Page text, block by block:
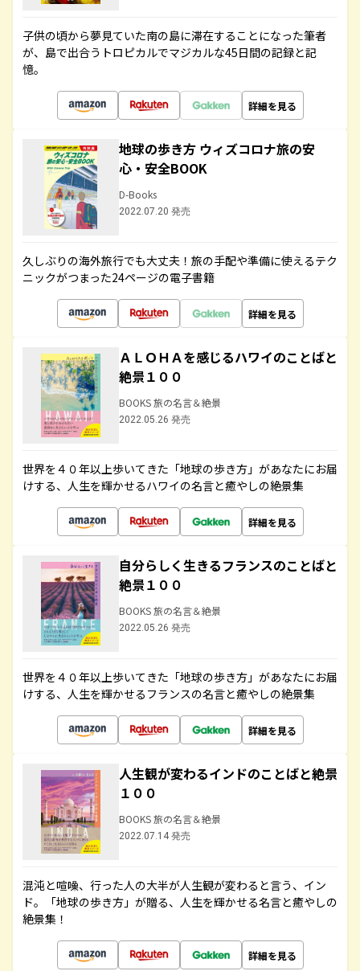
子供の頃から夢見ていた南の島に滞在することになった筆者
が、島で出合うトロピカルでマジカルな45日間の記録と記
憶。
詳細を見る
地球の歩き方 ウィズコロナ旅の安
心・安全BOOK
D-Books
2022.07.20 発売
久しぶりの海外旅行でも大丈夫！旅の手配や準備に使えるテク
ニックがつまった24ページの電子書籍
詳細を見る
ＡＬＯＨＡを感じるハワイのことばと
絶景１００
BOOKS 旅の名言＆絶景
2022.05.26 発売
世界を４０年以上歩いてきた「地球の歩き方」があなたにお届
けする、人生を輝かせるハワイの名言と癒やしの絶景集
詳細を見る
自分らしく生きるフランスのことばと
絶景１００
BOOKS 旅の名言＆絶景
2022.05.26 発売
世界を４０年以上歩いてきた「地球の歩き方」があなたにお届
けする、人生を輝かせるフランスの名言と癒やしの絶景集
詳細を見る
人生観が変わるインドのことばと絶景
１００
BOOKS 旅の名言＆絶景
2022.07.14 発売
混沌と喧噪、行った人の大半が人生観が変わると言う、イン
ド。「地球の歩き方」が贈る、人生を輝かせる名言と癒やしの
絶景集！
詳細を見る